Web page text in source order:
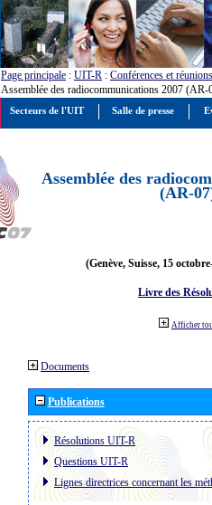
Page principale : UIT-R : Conférences et réunions
Assemblée des radiocommunications 2007 (AR-
Assemblée des
(AR-
(Genève, Suisse, 15
Livre des
Afficher
Documents
Publications
Résolutions UIT-R
Questions UIT-R
Lignes directrices concernant les
Secteurs de l'UIT Salle de presse